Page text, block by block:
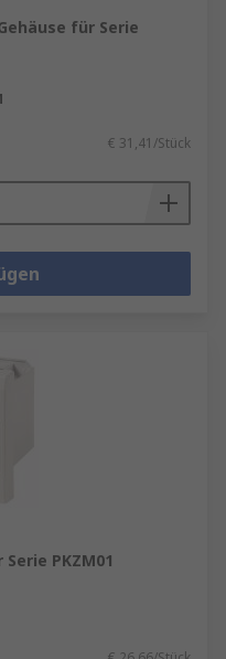
für Serie
€ 31,41/Stück
PKZM01